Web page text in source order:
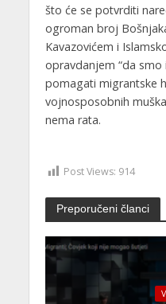
što će se potvrditi
ogroman broj
Kavazovićem i
opravdanjem “da smo
pomagati migrantske
vojnosposobnih
nema rata.
Post Views: 914
Preporučeni članci